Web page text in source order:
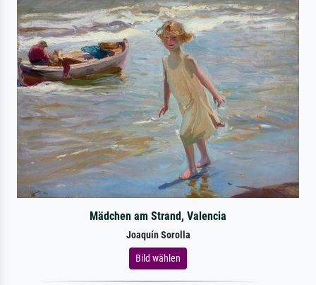
Mädchen am Strand, Valencia
Joaquín Sorolla
Bild wählen